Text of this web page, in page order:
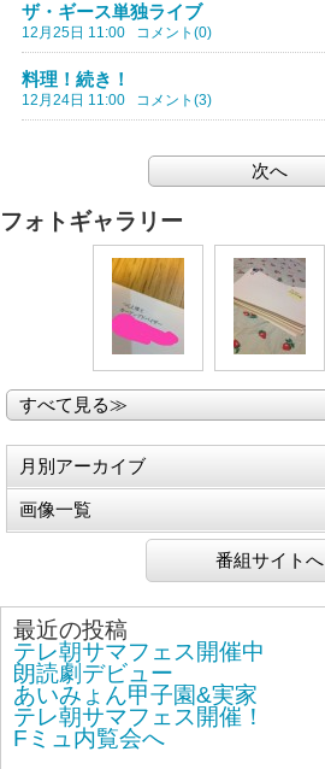
ザ・ギース単独ライブ
12月25日 11:00 コメント(0)
料理！続き！
12月24日 11:00 コメント(3)
次へ
フォトギャラリー
すべて見る≫
月別アーカイブ
画像一覧
番組サイトへ
最近の投稿
テレ朝サマフェス開催中
朗読劇デビュー
あいみょん甲子園&実家
テレ朝サマフェス開催！
Fミュ内覧会へ